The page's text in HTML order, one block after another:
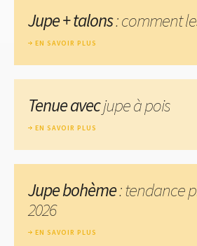
Jupe + talons: comment
EN SAVOIR PLUS
Tenue avecjupe à pois
EN SAVOIR PLUS
Jupe bohème: tendance
2026
EN SAVOIR PLUS